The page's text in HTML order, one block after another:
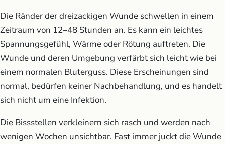
Die Ränder der dreizackigen Wunde schwellen in einem
Zeitraum von 12–48 Stunden an. Es kann ein leichtes
Spannungsgefühl, Wärme oder Rötung auftreten. Die
Wunde und deren Umgebung verfärbt sich leicht wie bei
einem normalen Bluterguss. Diese Erscheinungen sind
normal, bedürfen keiner Nachbehandlung, und es handelt
sich nicht um eine Infektion.
Die Bissstellen verkleinern sich rasch und werden nach
wenigen Wochen unsichtbar. Fast immer juckt die Wunde